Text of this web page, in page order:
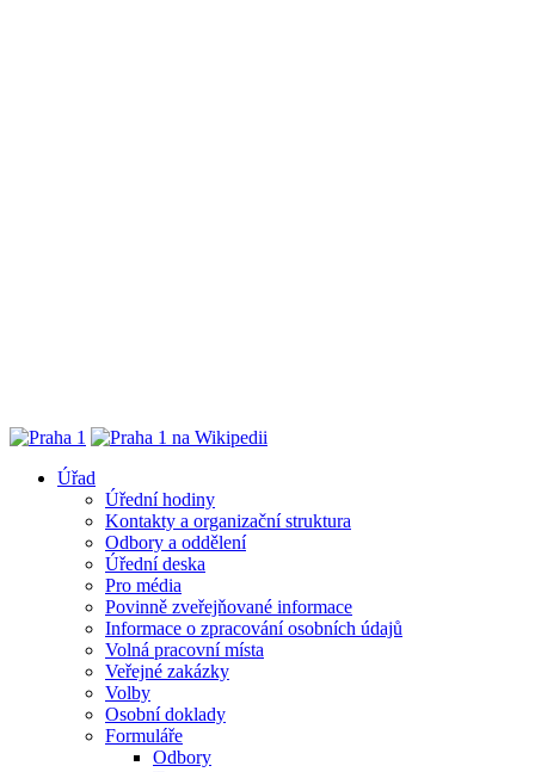
Úřad
Úřední hodiny
Kontakty a organizační struktura
Odbory a oddělení
Úřední deska
Pro média
Povinně zveřejňované informace
Informace o zpracování osobních údajů
Volná pracovní místa
Veřejné zakázky
Volby
Osobní doklady
Formuláře
Odbory